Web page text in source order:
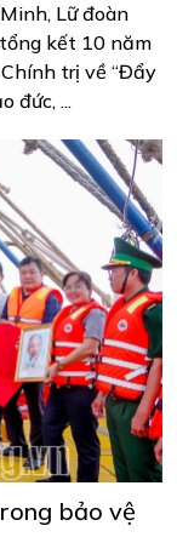
Lữ đoàn
kết 10 năm
trị về “Đẩy
đức, ...
bảo vệ